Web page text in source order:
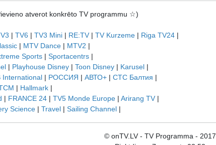
atverot konkrēto TV programmu ☆)
| TV6 | TV3 Mini | RE:TV | TV Kurzeme | Riga TV24 |
| MTV Dance | MTV2 |
Sports | Sportacentrs |
| Playhouse Disney | Toon Disney | Karusel |
International | РОССИЯ | АВТО+ | СТС Балтия |
| Hallmark |
| FRANCE 24 | TV5 Monde Europe | Arirang TV |
Science | Travel | Sailing Channel |
© onTV.LV - TV Programma - 2017